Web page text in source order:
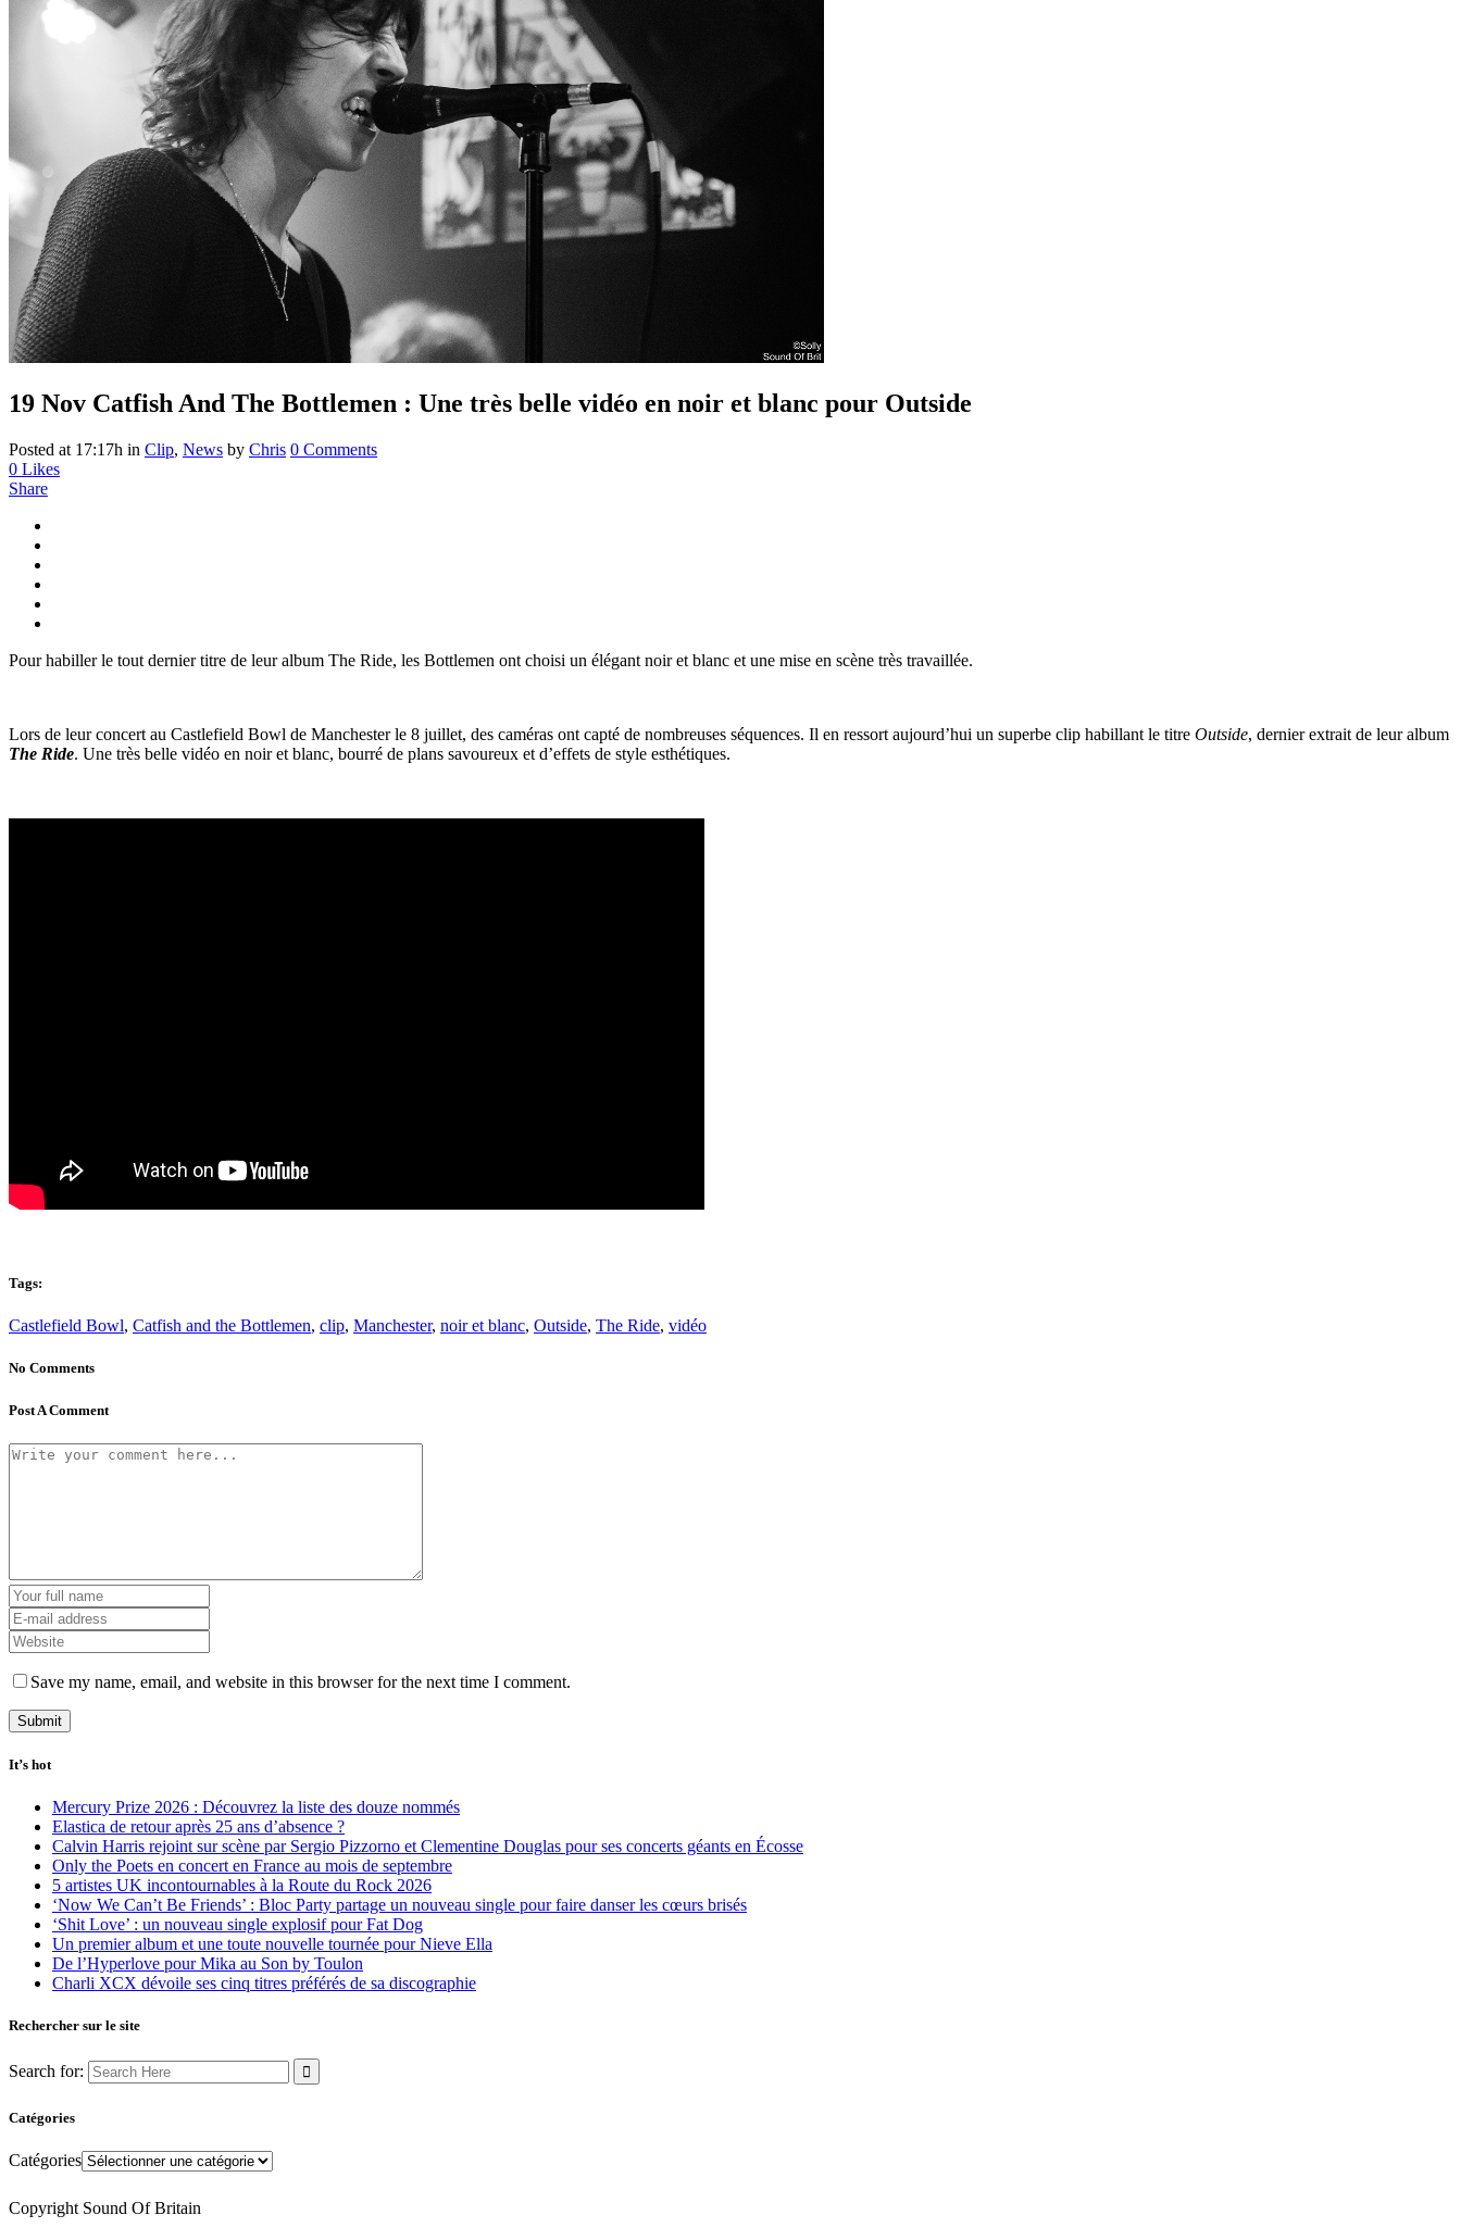
19 Nov Catfish And The Bottlemen : Une très belle vidéo en noir et blanc pour Outside
Posted at 17:17h in Clip, News by Chris 0 Comments
0 Likes
Share
Pour habiller le tout dernier titre de leur album The Ride, les Bottlemen ont choisi un élégant noir et blanc et une mise en scène très travaillée.
Lors de leur concert au Castlefield Bowl de Manchester le 8 juillet, des caméras ont capté de nombreuses séquences. Il en ressort aujourd’hui un superbe clip habillant le titre Outside, dernier extrait de leur album
The Ride. Une très belle vidéo en noir et blanc, bourré de plans savoureux et d’effets de style esthétiques.
Tags:
Castlefield Bowl, Catfish and the Bottlemen, clip, Manchester, noir et blanc, Outside, The Ride, vidéo
No Comments
Post A Comment
Save my name, email, and website in this browser for the next time I comment.
It’s hot
Mercury Prize 2026 : Découvrez la liste des douze nommés
Elastica de retour après 25 ans d’absence ?
Calvin Harris rejoint sur scène par Sergio Pizzorno et Clementine Douglas pour ses concerts géants en Écosse
Only the Poets en concert en France au mois de septembre
5 artistes UK incontournables à la Route du Rock 2026
‘Now We Can’t Be Friends’ : Bloc Party partage un nouveau single pour faire danser les cœurs brisés
‘Shit Love’ : un nouveau single explosif pour Fat Dog
Un premier album et une toute nouvelle tournée pour Nieve Ella
De l’Hyperlove pour Mika au Son by Toulon
Charli XCX dévoile ses cinq titres préférés de sa discographie
Rechercher sur le site
Search for:
Catégories
Catégories
Copyright Sound Of Britain